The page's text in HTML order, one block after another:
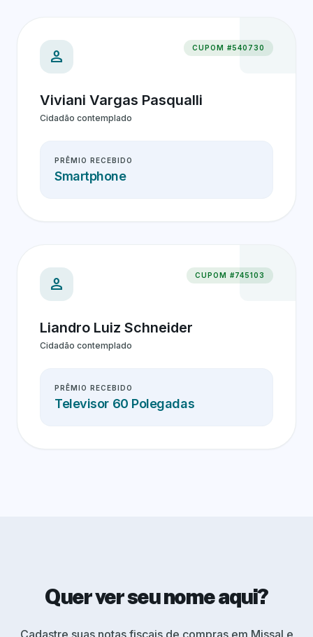
person CUPOM #540730
Viviani Vargas Pasqualli
Cidadão contemplado
PRÊMIO RECEBIDO
Smartphone
person CUPOM #745103
Liandro Luiz Schneider
Cidadão contemplado
PRÊMIO RECEBIDO
Televisor 60 Polegadas
Quer ver seu nome aqui?
Cadastre suas notas fiscais de compras em Missal e